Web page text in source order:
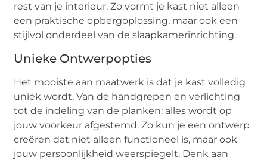
rest van je interieur. Zo vormt je kast niet alleen
een praktische opbergoplossing, maar ook een
stijlvol onderdeel van de slaapkamerinrichting.
Unieke Ontwerpopties
Het mooiste aan maatwerk is dat je kast volledig
uniek wordt. Van de handgrepen en verlichting
tot de indeling van de planken: alles wordt op
jouw voorkeur afgestemd. Zo kun je een ontwerp
creëren dat niet alleen functioneel is, maar ook
jouw persoonlijkheid weerspiegelt. Denk aan